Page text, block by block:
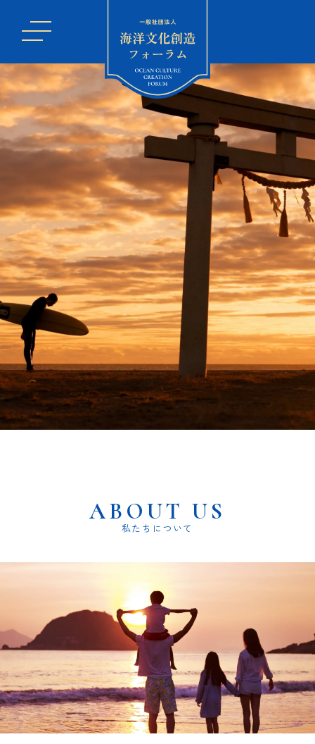
ABOUT US
私たちについて